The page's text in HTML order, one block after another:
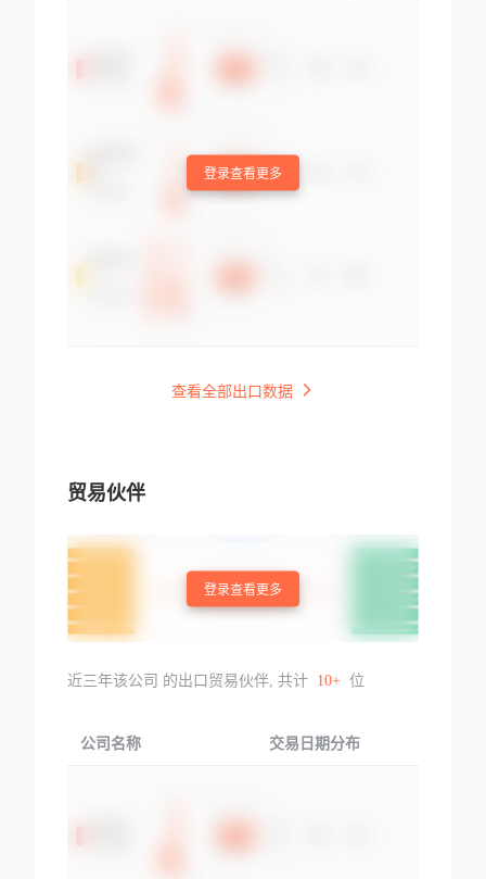
登录查看更多
查看全部出口数据
贸易伙伴
登录查看更多
近三年该公司 的出口贸易伙伴, 共计 10+ 位
公司名称 交易日期分布